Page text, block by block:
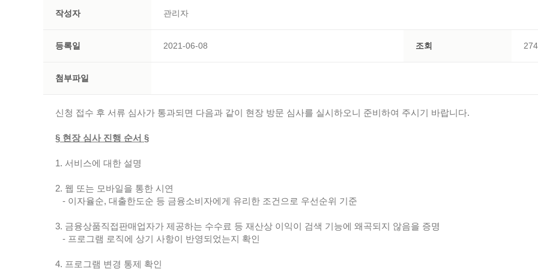
작성자 관리자
등록일 2021-06-08 조회
첨부파일
신청 접수 후 서류 심사가 통과되면 다음과 같이 현장 방문 심사를 실시하오니 준비하여 주시기 바랍니다.
§ 현장 심사 진행 순서 §
1. 서비스에 대한 설명
2. 웹 또는 모바일을 통한 시연
- 이자율순, 대출한도순 등 금융소비자에게 유리한 조건으로 우선순위 기준
3. 금융상품직접판매업자가 제공하는 수수료 등 재산상 이익이 검색 기능에 왜곡되지 않음을 증명
- 프로그램 로직에 상기 사항이 반영되었는지 확인
4. 프로그램 변경 통제 확인